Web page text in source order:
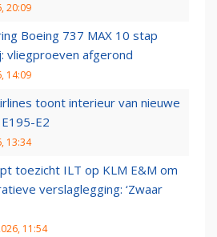
20:09
Boeing 737 MAX 10 stap
vliegproeven afgerond
14:09
toont interieur van nieuwe
E2
13:34
toezicht ILT op KLM E&M om
verslaglegging: ‘Zwaar
11:54